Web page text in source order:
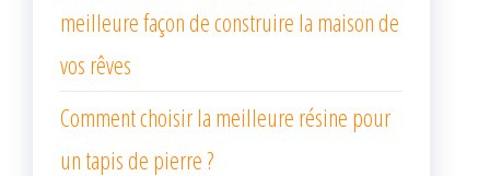
meilleure façon de construire la maison de
vos rêves
Comment choisir la meilleure résine pour
un tapis de pierre ?